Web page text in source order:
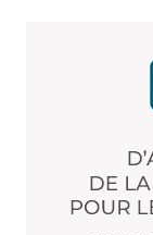
[…] : Nous
point de
bières
Food and Shoot
24 mai 2009 à 22 h